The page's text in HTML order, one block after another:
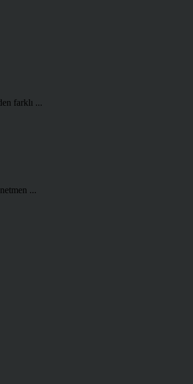
farklı ...
...